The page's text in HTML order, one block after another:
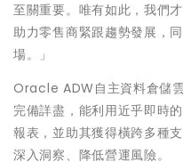
至關重要。唯有如此，我們
助力零售商緊跟趨勢發展，
場。」
Oracle ADW自主資料倉儲
完備詳盡，能利用近乎即時
報表，並助其獲得橫跨多種
深入洞察、降低營運風險。